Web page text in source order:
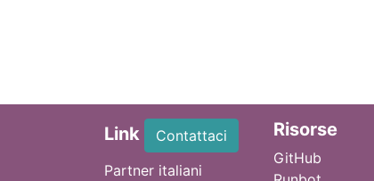
Link
Contattaci
Partner italiani
Risorse
GitHub